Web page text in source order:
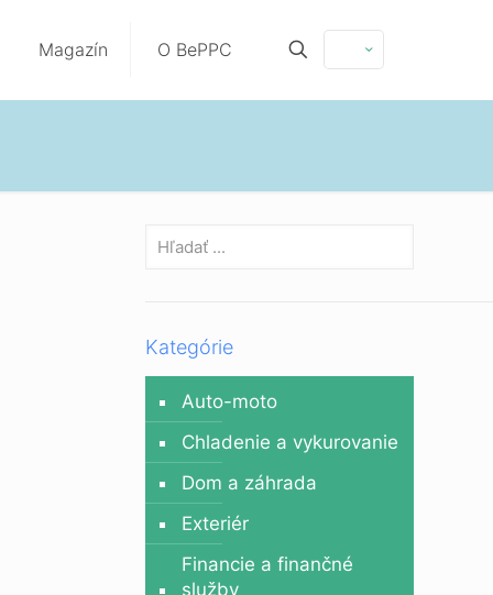
Magazín O BePPC
Kategórie
Auto-moto
Chladenie a vykurovanie
Dom a záhrada
Exteriér
Financie a finančné
služby